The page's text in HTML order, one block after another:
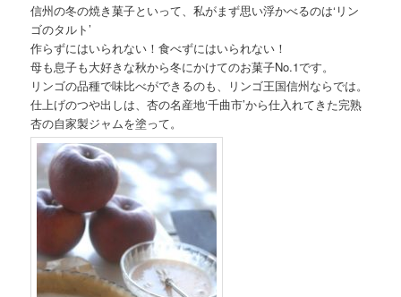
信州の冬の焼き菓子といって、私がまず思い浮かべるのは‘リン
ゴのタルト’
作らずにはいられない！食べずにはいられない！
母も息子も大好きな秋から冬にかけてのお菓子No.1です。
リンゴの品種で味比べができるのも、リンゴ王国信州ならでは。
仕上げのつや出しは、杏の名産地‘千曲市’から仕入れてきた完熟
杏の自家製ジャムを塗って。